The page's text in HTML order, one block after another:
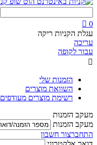
0

עגלת הקניות ריקה
עריכה
עבור לקופה

הזמנות שלי
השוואת מוצרים
רשימת מוצרים מעודפים
מעקב הזמנות
מעקב הזמנות
התחברצור חשבון